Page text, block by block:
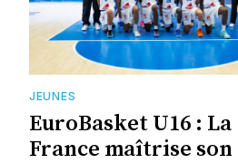
JEUNES
EuroBasket U16 : La
France maîtrise son